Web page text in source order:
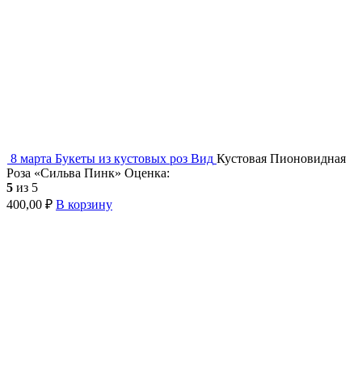
8 марта Букеты из кустовых роз Вид Кустовая Пионовидная
Роза «Сильва Пинк» Оценка:
5 из 5
400,00 ₽ В корзину